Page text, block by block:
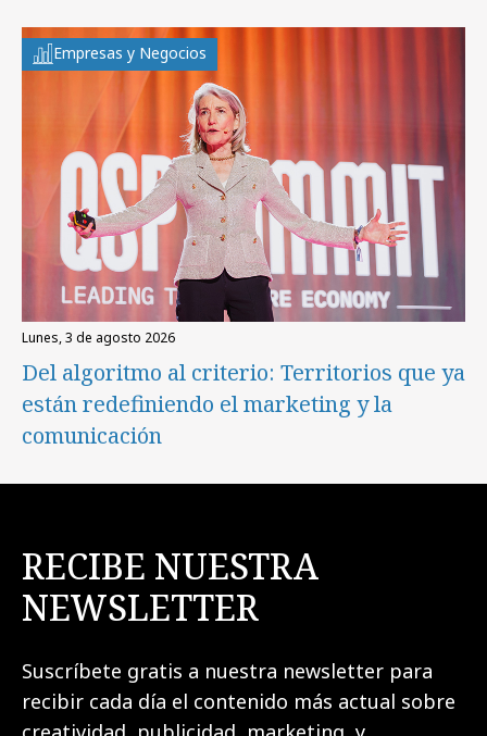
Empresas y Negocios
lunes, 3 de agosto 2026
Del algoritmo al criterio: Territorios que ya
están redefiniendo el marketing y la
comunicación
RECIBE NUESTRA
NEWSLETTER
Suscríbete gratis a nuestra newsletter para
recibir cada día el contenido más actual sobre